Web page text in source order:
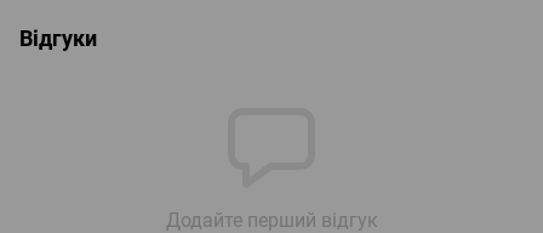
Відгуки
Додайте перший відгук